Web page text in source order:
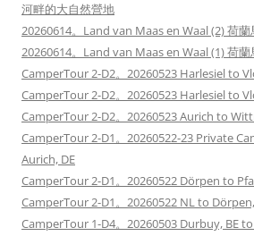
河畔的大自然營地
20260614。Land van Maas en Waal (2) 荷
20260614。Land van Maas en Waal (1) 荷
CamperTour 2-D2。20260523 Harlesiel to
CamperTour 2-D2。20260523 Harlesiel to
CamperTour 2-D2。20260523 Aurich to
CamperTour 2-D1。20260522-23 Private
Aurich, DE
CamperTour 2-D1。20260522 Dörpen to
CamperTour 2-D1。20260522 NL to
CamperTour 1-D4。20260503 Durbuy, BE